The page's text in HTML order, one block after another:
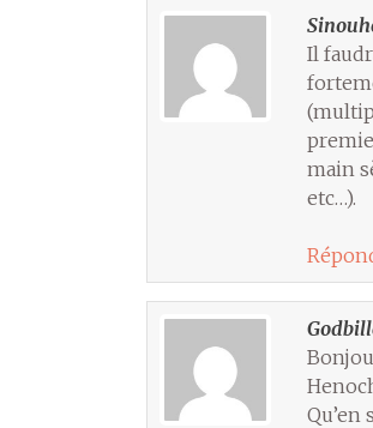
Il
main
etc…).
Qu’en